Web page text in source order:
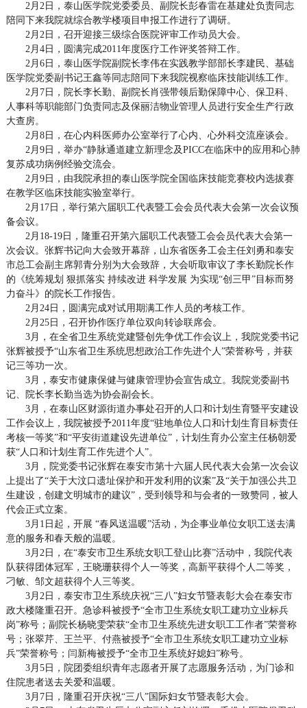
2月2日，泰山医学院党委委员、副院长彭春雷在基建处负责同志
陪同下来我院就综合教学楼项目申报工作进行了调研。
2月2日，召开迎接三级综合医院评审工作动员大会。
2月4日，圆满完成2011年度医疗工作评奖答辩工作。
2月6日，泰山医学院副院长李伟在实践教学部部长李建民、基础
医学院党委副书记王鑫等同志陪同下来我院视察临床技能训练工作。
2月7日，院长李长勤、副院长肖强带领后勤保障中心、保卫科、
人事科等职能部门负责同志及保丽洁物业管理人员进行安全生产行政
大查房。
2月8日，在心内科医师办公室举行了心内、心外科交流座谈会。
2月9日，举办“静脉通道建立新理念及PICC在临床中的应用和心肺
复苏成功病例经验交流会。
2月9日，由我院承担的泰山医学院全国临床技能竞赛校内选拔赛
在教学区临床技能实验室举行。
2月17日，举行第六届职工代表暨工会会员代表大会第一次会议预
备会议。
2月18-19日，隆重召开第六届职工代表暨工会会员代表大会第一
次会议。张辉书记向大会致开幕辞，山东省医务工会主任刘勇和泰安
市总工会副主席郭青分别为大会致辞，大会听取审议了李长勤院长作
的《统筹规划 狠抓落实 持续改进 科学发展 为实现“创三甲”目标而努
力奋斗》的院长工作报告。
2月24日，圆满完成对试用期满工作人员的考核工作。
2月25日，召开协作医疗单位双向转诊联席会。
3月，在全省卫生系统党建暨创先争优工作会议上，我院党委书记
张辉被授予“山东省卫生系统思想政治工作先进个人”荣誉称号，并获
记三等功一次。
3月，泰安市健康保健与健康管理协会宣告成立。我院党委副书
记、院长李长勤当选为协会副会长。
3月，在泰山区财源街道办事处召开的人口和计划生育暨平安建设
工作会议上，我院被授予2011年度“驻地单位人口和计划生育目标责任
考核一等奖”和“平安街道建设先进单位”，计划生育办公室主任杨朝爱
获“人口和计划生育工作先进个人”。
3月，院党委书记张辉在泰安市第十六届人民代表大会第一次会议
上提出了“关于大汶口遗址保护和开发利用的议案”及“关于加强公共卫
生建设，创建文明城市的建议”，受到领导和与会者的一致赞同，被人
代会正式立案。
3月1日起，开展 “春风送温暖”活动，为企事业单位女职工送去满
意的服务和春天般的温暖。
3月2日，在“泰安市卫生系统女职工登山比赛”活动中，我院代表
队获得团体冠军，王晓珊获得个人一等奖，高新平获得个人二等奖，
刁敏、邹文超获得个人三等奖。
3月2日，泰安市卫生系统庆祝“三八”妇女节暨表彰大会在泰安市
政大楼隆重召开。急诊科被授予“全市卫生系统女职工建功立业标兵
岗”称号；副院长杨晓雯荣获“全市卫生系统先进女职工工作者”荣誉称
号；张翠芹、王兰平、付燕被授予“全市卫生系统女职工建功立业标
兵”荣誉称号；闫新梅被授予“全市卫生系统好媳妇”称号。
3月5日，院团委组织青年志愿者开展了志愿服务活动，为门诊和
住院患者送去关爱和温暖。
3月7日，隆重召开庆祝“三八”国际妇女节暨表彰大会。